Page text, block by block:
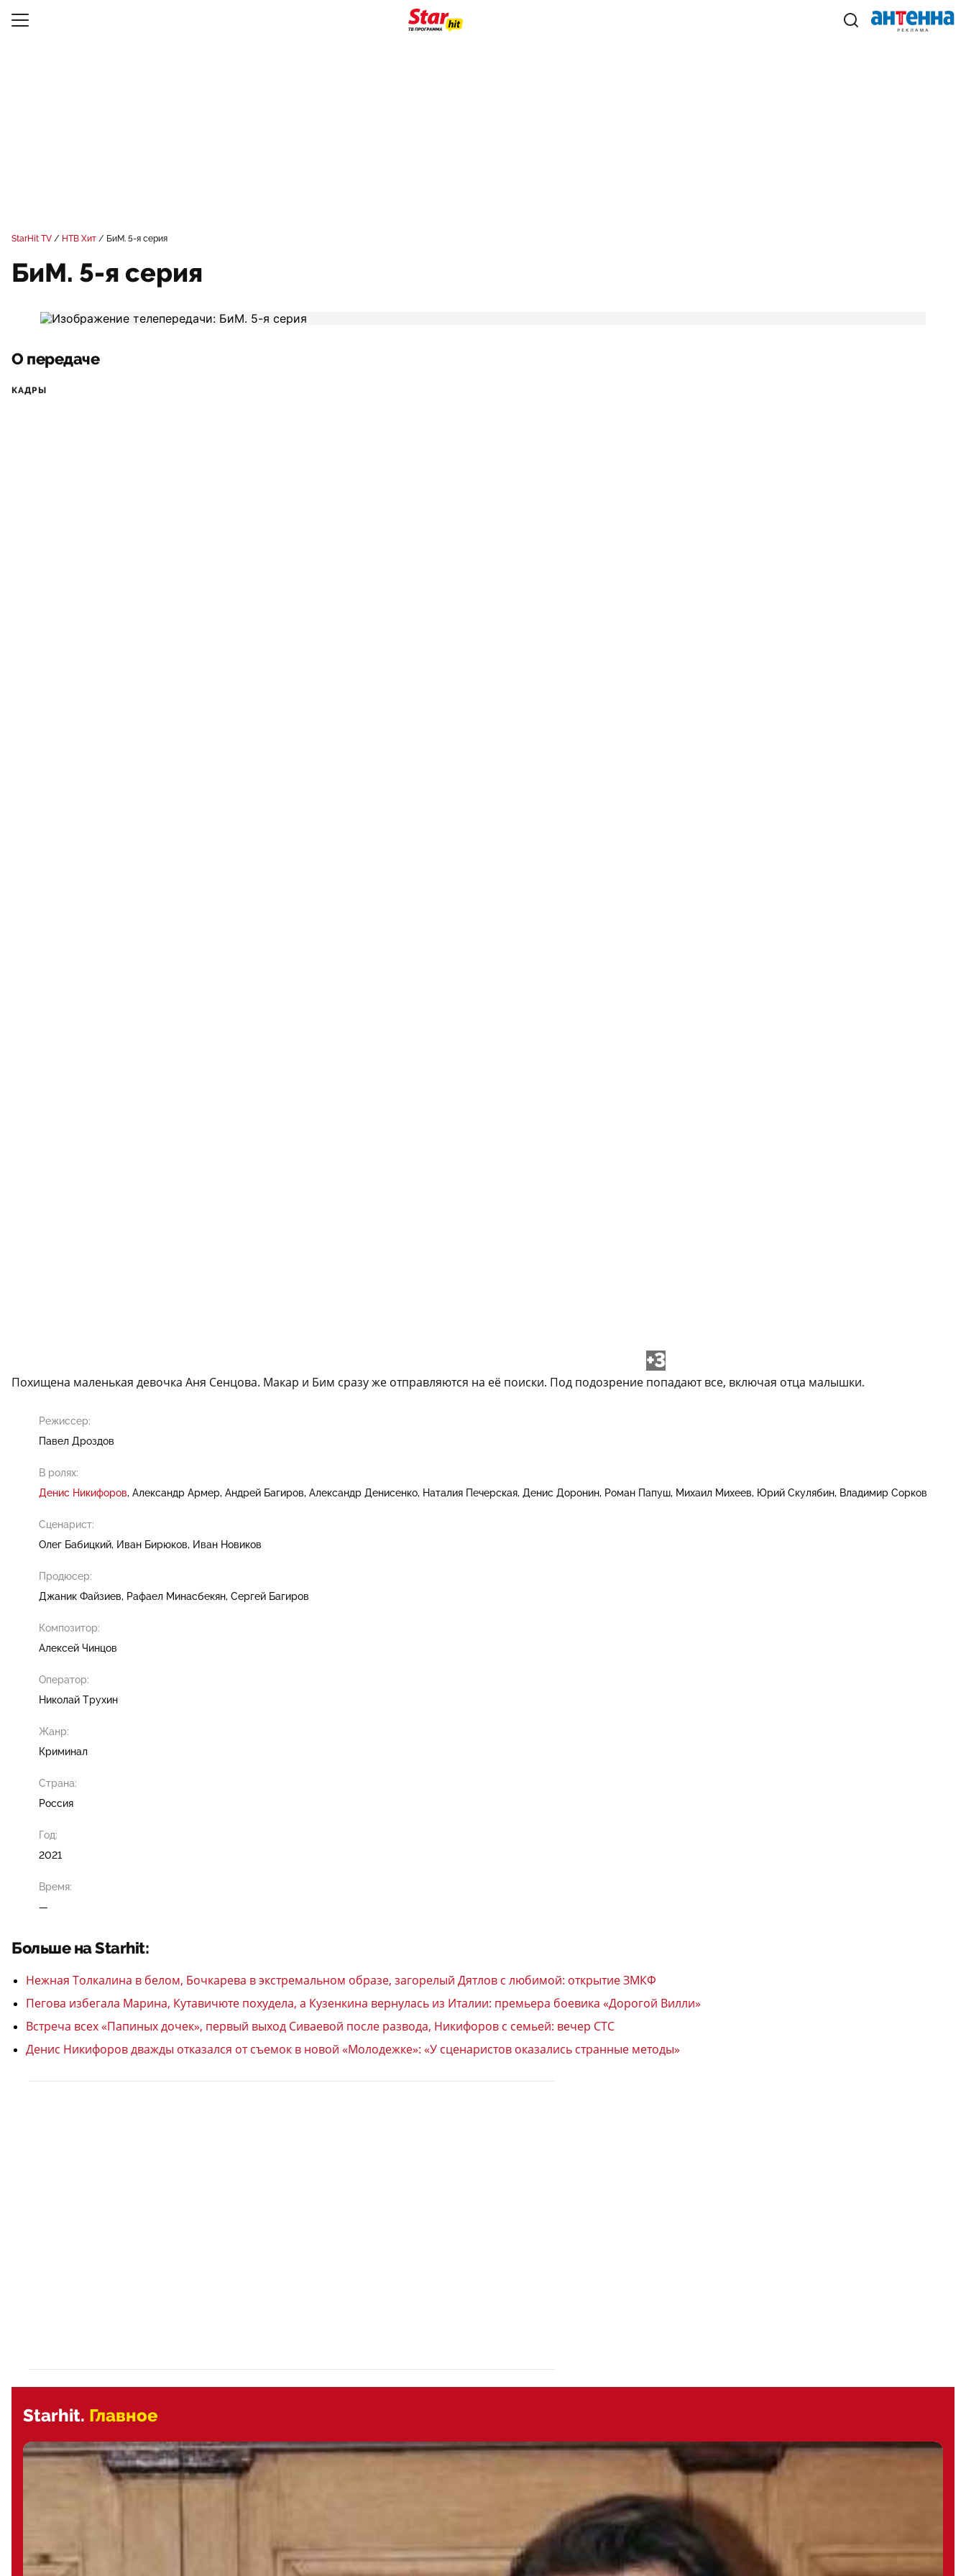
StarHit TV НТВ Хит БиМ. 5-я серия
БиМ. 5-я серия
О передаче
КАДРЫ
+3
Похищена маленькая девочка Аня Сенцова. Макар и Бим сразу же отправляются на её поиски. Под подозрение попадают все, включая отца малышки.
Режиссер:
Павел Дроздов
В ролях:
Денис Никифоров Александр Армер Андрей Багиров Александр Денисенко Наталия Печерская Денис Доронин Роман Папуш Михаил Михеев Юрий Скулябин Владимир Сорков
Сценарист:
Олег Бабицкий Иван Бирюков Иван Новиков
Продюсер:
Джаник Файзиев
Рафаел Минасбекян Сергей Багиров
Композитор:
Алексей Чинцов
Оператор:
Николай Трухин
Жанр:
Криминал
Страна:
Россия
Год:
2021
Время:
—
Больше на Starhit:
Нежная Толкалина в белом, Бочкарева в экстремальном образе, загорелый Дятлов с любимой: открытие ЗМКФ
Пегова избегала Марина, Кутавичюте похудела, а Кузенкина вернулась из Италии: премьера боевика «Дорогой Вилли»
Встреча всех «Папиных дочек», первый выход Сиваевой после развода, Никифоров с семьей: вечер СТС
Денис Никифоров дважды отказался от съемок в новой «Молодежке»: «У сценаристов оказались странные методы»
Starhit. Главное